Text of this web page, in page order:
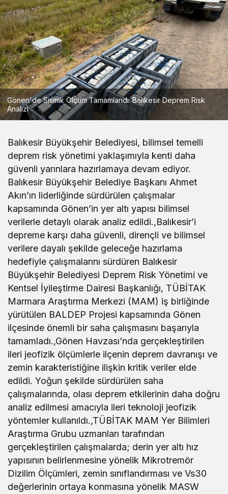
Gönen'de Sismik Ölçüm Tamamlandı: Balıkesir Deprem Risk
Analizi
Balıkesir Büyükşehir Belediyesi, bilimsel temelli
deprem risk yönetimi yaklaşımıyla kenti daha
güvenli yarınlara hazırlamaya devam ediyor.
Balıkesir Büyükşehir Belediye Başkanı Ahmet
Akın’ın liderliğinde sürdürülen çalışmalar
kapsamında Gönen’in yer altı yapısı bilimsel
verilerle detaylı olarak analiz edildi.,Balıkesir’i
depreme karşı daha güvenli, dirençli ve bilimsel
verilere dayalı şekilde geleceğe hazırlama
hedefiyle çalışmalarını sürdüren Balıkesir
Büyükşehir Belediyesi Deprem Risk Yönetimi ve
Kentsel İyileştirme Dairesi Başkanlığı, TÜBİTAK
Marmara Araştırma Merkezi (MAM) iş birliğinde
yürütülen BALDEP Projesi kapsamında Gönen
ilçesinde önemli bir saha çalışmasını başarıyla
tamamladı.,Gönen Havzası’nda gerçekleştirilen
ileri jeofizik ölçümlerle ilçenin deprem davranışı ve
zemin karakteristiğine ilişkin kritik veriler elde
edildi. Yoğun şekilde sürdürülen saha
çalışmalarında, olası deprem etkilerinin daha doğru
analiz edilmesi amacıyla ileri teknoloji jeofizik
yöntemler kullanıldı.,TÜBİTAK MAM Yer Bilimleri
Araştırma Grubu uzmanları tarafından
gerçekleştirilen çalışmalarda; derin yer altı hız
yapısının belirlenmesine yönelik Mikrotremör
Dizilim Ölçümleri, zemin sınıflandırması ve Vs30
değerlerinin ortaya konmasına yönelik MASW